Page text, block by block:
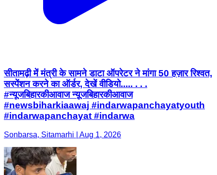
सीतामढ़ी में मंत्री के सामने डाटा ऑपरेटर ने मांगा 50 हज़ार रिश्वत,
सस्पेंशन करने का ऑर्डर, देखें वीडियो..... . . .
#न्यूजबिहारकीआवाज न्यू़जबिहारकीआवाज
#newsbiharkiaawaj #indarwapanchayatyouth
#indarwapanchayat #indarwa
Sonbarsa, Sitamarhi | Aug 1, 2026